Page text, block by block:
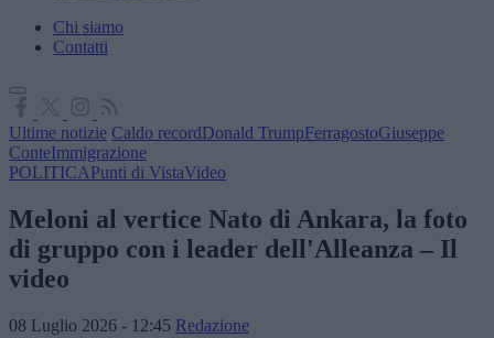
Chi siamo
Contatti
Ultime notizie Caldo recordDonald TrumpFerragostoGiuseppe
ConteImmigrazione
POLITICAPunti di VistaVideo
Meloni al vertice Nato di Ankara, la foto
di gruppo con i leader dell'Alleanza – Il
video
08 Luglio 2026 - 12:45 Redazione